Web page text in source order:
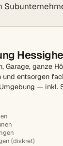
Garage, ganze
und entsorgen
— inkl.
(diskret)